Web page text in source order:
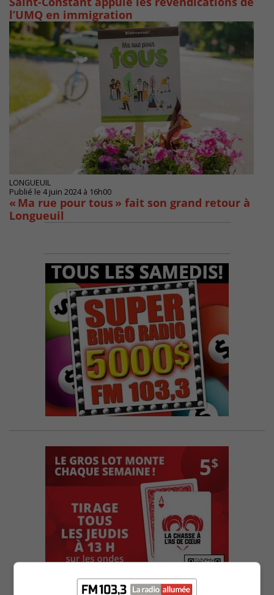
l’UMQ en immigration
LONGUEUIL
Publié le 4 juin 2024 à 16h00
« Ma rue pour tous » fait son grand retour à
Longueuil